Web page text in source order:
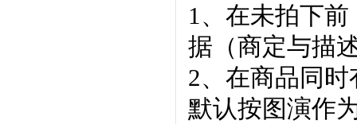
1、在未拍下
据（商定与描
2、在商品同
默认按图演作